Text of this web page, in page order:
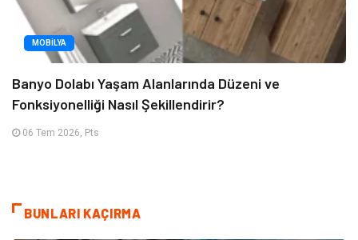
MOBILYA
Banyo Dolabı Yaşam Alanlarında Düzeni ve
Fonksiyonelliği Nasıl Şekillendirir?
06 Tem 2026, Pts
BUNLARI KAÇIRMA